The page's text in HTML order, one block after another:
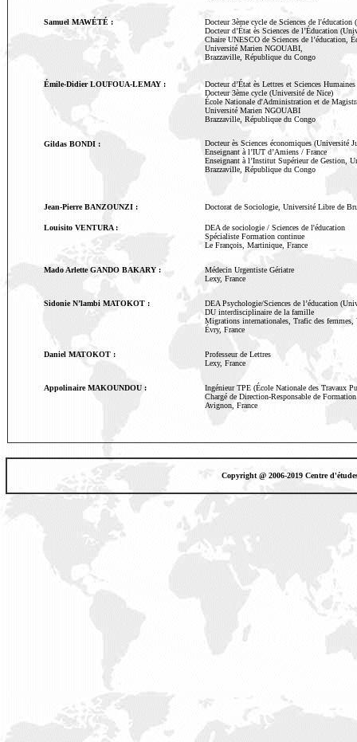
Samuel MAWÉTÉ :
Docteur 3ème cycle de Sciences de
Docteur d’État ès Sciences de l’Éducation
Chaire UNESCO de Sciences de l’éducation,
Université Marien NGOUABI,
Brazzaville, République du Congo
Émile-Didier LOUFOUA-LEMAY :
Docteur d’État ès Lettres et Sciences
Docteur 3ème cycle (Université de Nice)
École Nationale d'Administration et de
Université Marien NGOUABI
Brazzaville, République du Congo
Gildas BONDI :
Docteur ès Sciences économiques (Université
Enseignant à l’IUT d’Amiens / France
Enseignant à l’Institut Supérieur de Gestion,
Brazzaville, République du Congo
Jean-Pierre BANZOUNZI : Doctorat de Sociologie, Université Libre de
Louisito VENTURA :
DEA de sociologie / Sciences de l'éducation
Spécialiste Formation continue
Le François, Martinique, France
Mado Arlette GANDO BAKARY :
Médecin Urgentiste Gériatre
Lexy, France
Sidonie N’lambi MATOKOT :
DEA Psychologie/Sciences de l’éducation
DU interdisciplinaire de la famille
Migrations internationales, Trafic des femmes,
Évry, France
Daniel MATOKOT :
Professeur de Lettres
Lexy, France
Appolinaire MAKOUNDOU :
Ingénieur TPE (École Nationale des Travaux
Chargé de Direction-Responsable de
Avignon, France
Copyright @ 2006-2019 Centre